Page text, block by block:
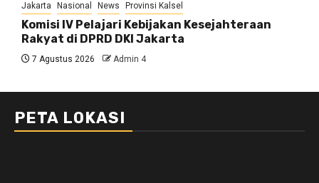
Jakarta Nasional News Provinsi Kalsel
Komisi IV Pelajari Kebijakan Kesejahteraan
Rakyat di DPRD DKI Jakarta
7 Agustus 2026 Admin 4
PETA LOKASI